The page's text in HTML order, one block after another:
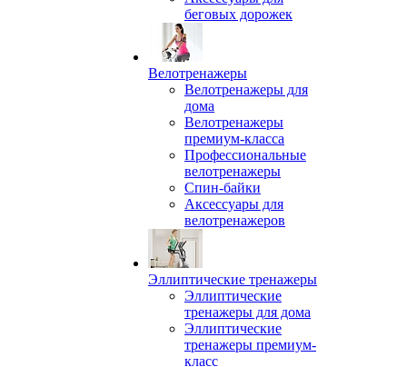
беговых дорожек
Велотренажеры
Велотренажеры для
дома
Велотренажеры
премиум-класса
Профессиональные
велотренажеры
Спин-байки
Аксессуары для
велотренажеров
Эллиптические тренажеры
Эллиптические
тренажеры для дома
Эллиптические
тренажеры премиум-
класс